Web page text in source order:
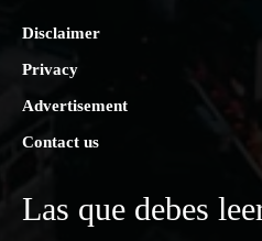
Disclaimer
Privacy
Advertisement
Contact us
Las que debes